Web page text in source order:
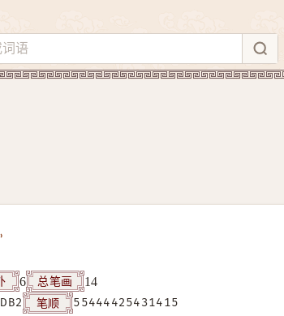
6 总笔画 14
笔顺 55444425431415